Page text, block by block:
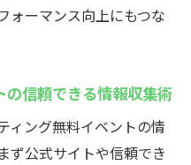
ォーマンス向上にもつな
の信頼できる情報収集術
ィング無料イベントの情
ず公式サイトや信頼でき